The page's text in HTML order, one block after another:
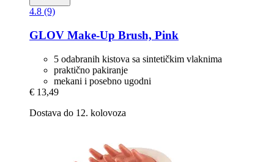
4.8 (9)
GLOV Make-​Up Brush, Pink
5 odabranih kistova sa sintetičkim vlaknima
praktično pakiranje
mekani i posebno ugodni
€ 13,49
Dostava do 12. kolovoza